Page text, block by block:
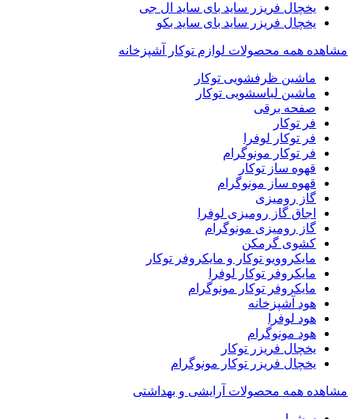
یخچال فریزر ساید بای ساید ال جی
یخچال فریزر ساید بای ساید بکو
مشاهده همه محصولات لوازم توکار آشپزخانه
ماشین ظرفشویی توکار
ماشین لباسشویی توکار
صفحه برقی
فر توکار
فر توکار لوفرا
فر توکار مونوگرام
قهوه ساز توکار
قهوه ساز مونوگرام
گاز رومیزی
اجاق گاز رومیزی لوفرا
گاز رومیزی مونوگرام
کشوی گرمکن
مایکروویو توکار و مایکروفر توکار
مایکروفر توکار لوفرا
مایکروفر توکار مونوگرام
هود آشپزخانه
هود لوفرا
هود مونوگرام
یخچال فریزر توکار
یخچال فریزر توکار مونوگرام
مشاهده همه محصولات آرایشی و بهداشتی